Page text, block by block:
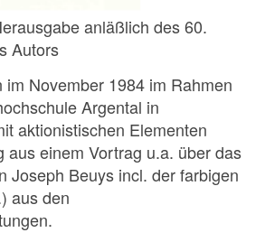
anläßlich des 60.
Autors
November 1984 im Rahmen
Argental in
aktionistischen Elementen
aus einem Vortrag u.a. über das
Joseph Beuys incl. der farbigen
aus den